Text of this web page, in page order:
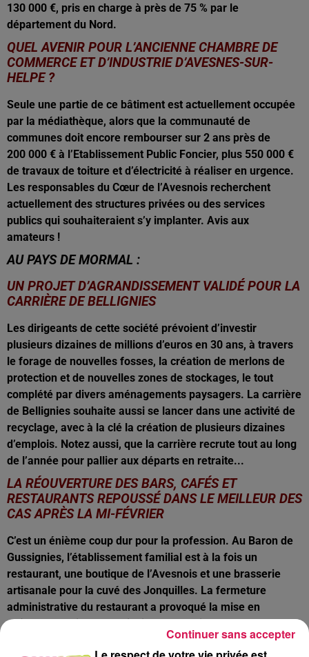
130 000 €, pris en charge à près de 75 % par le
département du Nord.
QUEL AVENIR POUR L’ANCIENNE CHAMBRE DE
COMMERCE ET D’INDUSTRIE D’AVESNES-SUR-
HELPE ?
Seule une partie de ce bâtiment est actuellement occupée
par la médiathèque, alors que la communauté de
communes doit encore rembourser sur 2 ans près de
200 000 € à l’Etablissement Public Foncier, plus 550 000 €
de travaux de toiture et d’électricité à réaliser en urgence.
Les responsables du Cœur de l’Avesnois recherchent
actuellement des structures privées ou des services
publics qui souhaiteraient s’y implanter. Avis aux
amateurs !
AU PAYS DE MORMAL :
UN PROJET D’AGRANDISSEMENT VALIDÉ POUR LA
CARRIÈRE DE BELLIGNIES
Les dirigeants de cette société prévoient d’investir
plusieurs dizaines de millions d’euros en 30 ans, à travers
le forage de nouvelles fosses, la création de merlons de
protection et de nouvelles zones de stockages, le tout
complété par divers aménagements paysagers. La carrière
de Bellignies souhaite aussi se lancer dans une activité de
recyclage, avec à la clé la création de plusieurs dizaines
d’emplois. Notez aussi, que la carrière recrute tout au long
de l’année pour pallier aux départs en retraite...
LA RÉOUVERTURE DES BARS, CAFÉS ET
RESTAURANTS REPOUSSÉ DANS LE MEILLEUR DES
CAS APRÈS LA MI-FÉVRIER
C’est un énième coup dur pour la profession. Au Baron de
Gussignies, l’établissement familial est à la fois un
restaurant, une boutique de l’Avesnois et une brasserie
artisanale pour la cuvé des Jonquilles. La fermeture
administrative du restaurant a provoqué la mise en
chômage partiel d’une dizaine de salariés.
LA CONFIRMATION D’UNE ENVELOPPE DE 500 000
Continuer sans accepter